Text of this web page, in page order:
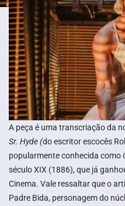
A peça é uma transcriação da
Sr. Hyde (do escritor escocês
popularmente conhecida como
século XIX (1886), que já
Cinema. Vale ressaltar que o
Padre Bida, personagem do